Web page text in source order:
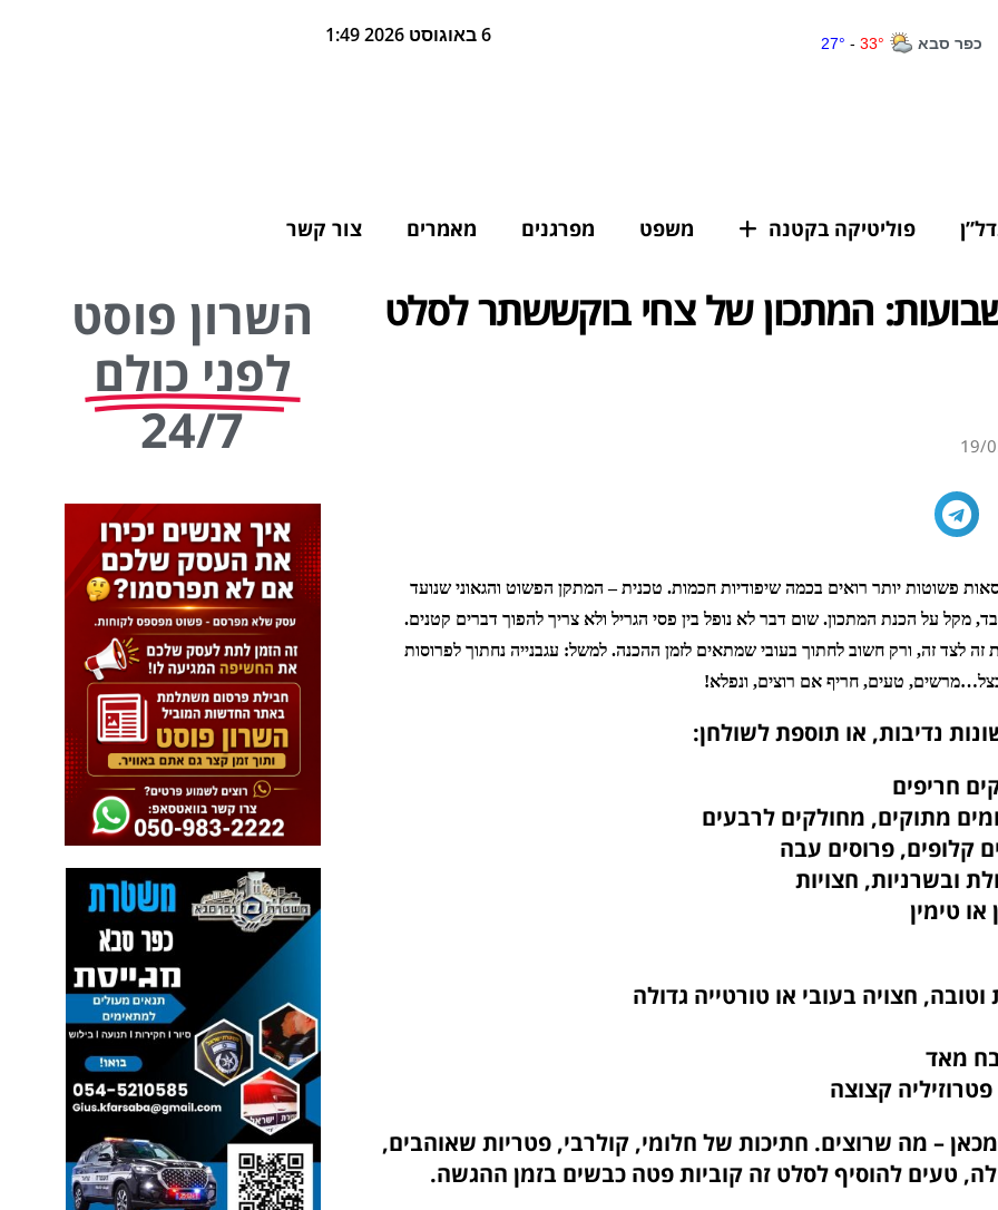
6 באוגוסט 2026 1:49
פוליטיקה בקטנה משפט מפרגנים מאמרים צור קשר
המתכון של צחי בוקששתר לסלט
19/
פשוטות יותר רואים בכמה שיפודיות חכמות. טכנית – המתקן הפשוט והגאוני שנועד
מקל על הכנת המתכון. שום דבר לא נופל בין פסי הגריל ולא צריך להפוך דברים קטנים.
לצד זה, ורק חשוב לחתוך בעובי שמתאים לזמן ההכנה. למשל: עגבנייה נחתוך לפרוסות
טעים, חריף אם רוצים, ונפלא!
או טימין
חצויה בעובי או טורטייה גדולה
מאד
קצוצה
– מה שרוצים. חתיכות של חלומי, קולרבי, פטריות שאוהבים,
טעים להוסיף לסלט זה קוביות פטה כבשים בזמן ההגשה.
השרון פוסט
לפני כולם
24/7